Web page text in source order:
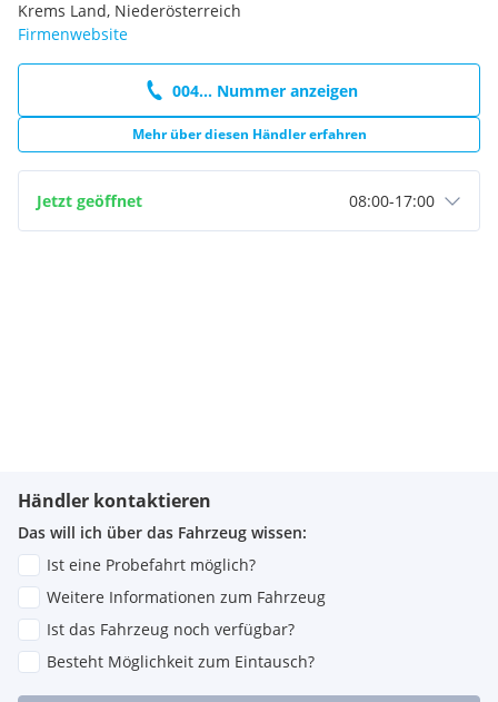
LED-Tagfahrlicht, LED-Blinkleuchten, Digitales
Kombiinstrument, Einstellbare Stoßdämpfer
Krems Land, Niederösterreich
Firmenwebsite
004... Nummer anzeigen
Mehr über diesen Händler erfahren
Jetzt geöffnet 08:00-17:00
Händler kontaktieren
Das will ich über das Fahrzeug wissen:
Ist eine Probefahrt möglich?
Weitere Informationen zum Fahrzeug
Ist das Fahrzeug noch verfügbar?
Besteht Möglichkeit zum Eintausch?